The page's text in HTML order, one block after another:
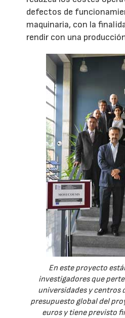
defectos de
maquinaria, con la
rendir con una
En este proyecto
investigadores que
universidades y centros
presupuesto global del
euros y tiene previsto